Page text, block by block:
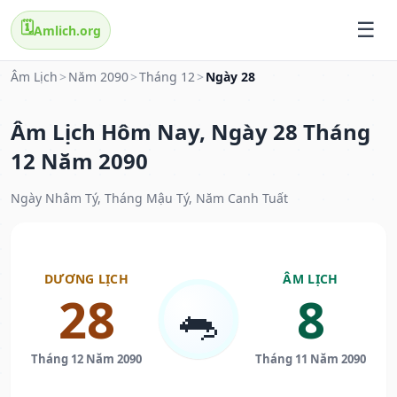
🗓️Amlich.org
Âm Lịch > Năm 2090>Tháng 12> Ngày 28
Âm Lịch Hôm Nay, Ngày 28 Tháng
12 Năm 2090
Ngày Nhâm Tý, Tháng Mậu Tý, Năm Canh Tuất
DƯƠNG LỊCH
28
Tháng 12 Năm 2090
🐀
ÂM LỊCH
8
Tháng 11 Năm 2090